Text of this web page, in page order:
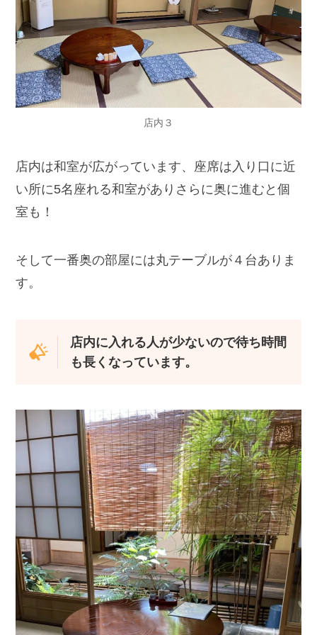
店内３
店内は和室が広がっています、座席は入り口に近
い所に5名座れる和室がありさらに奥に進むと個
室も！
そして一番奥の部屋には丸テーブルが４台ありま
す。
店内に入れる人が少ないので待ち時間
も長くなっています。